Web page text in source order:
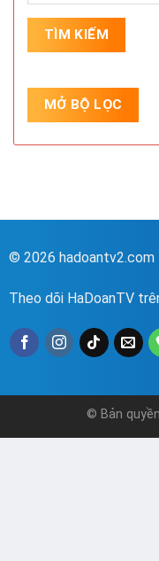
© 2026 hadoantv2.com
Theo dõi HaDoanTV
© Bản